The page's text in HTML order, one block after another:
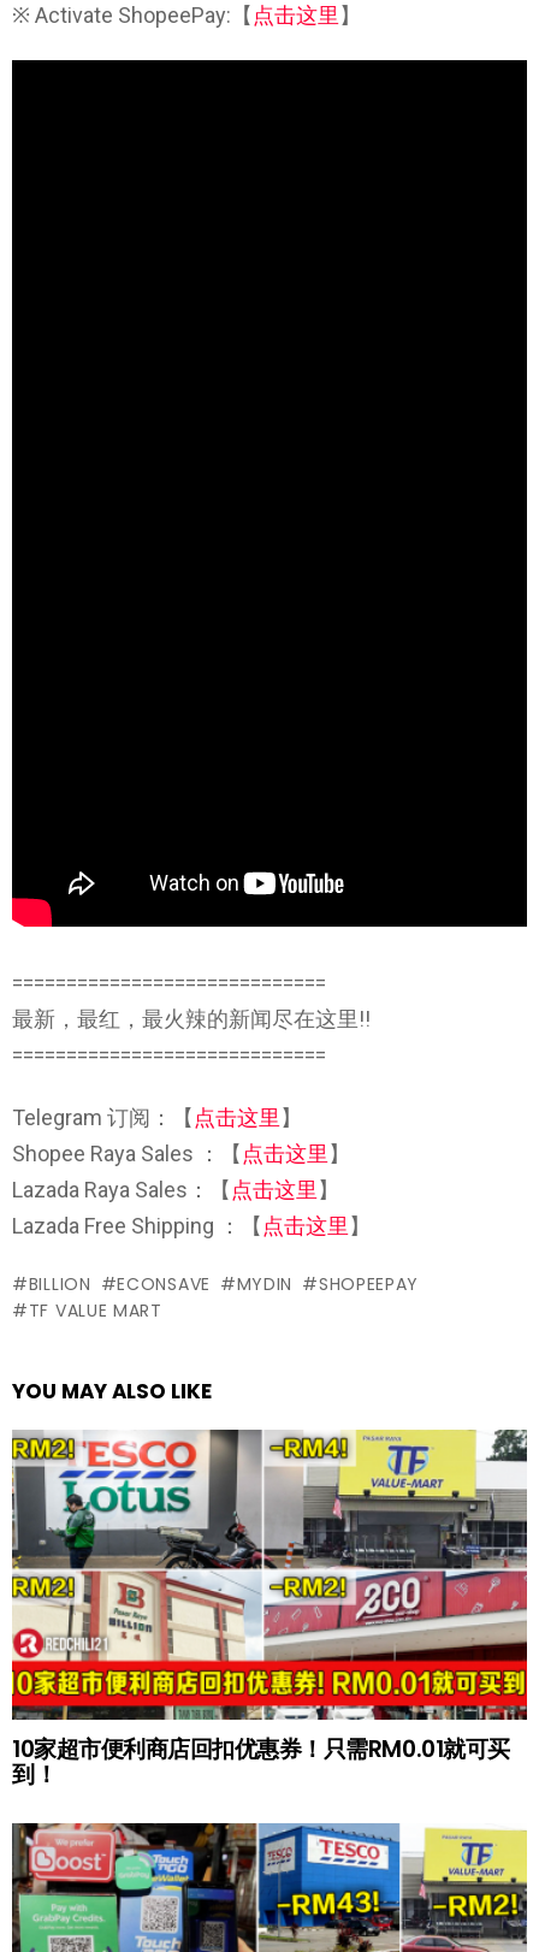
※ Activate ShopeePay:【点击这里】
=============================
最新，最红，最火辣的新闻尽在这里!!
=============================
Telegram 订阅：【 点击这里 】
Shopee Raya Sales ：【 点击这里 】
Lazada Raya Sales：【 点击这里 】
Lazada Free Shipping ：【 点击这里 】
BILLION ECONSAVE MYDIN
SHOPEEPAY
TF VALUE MART
YOU MAY ALSO LIKE
10家超市便利商店回扣优惠券！只需RM0.01就可买
到！